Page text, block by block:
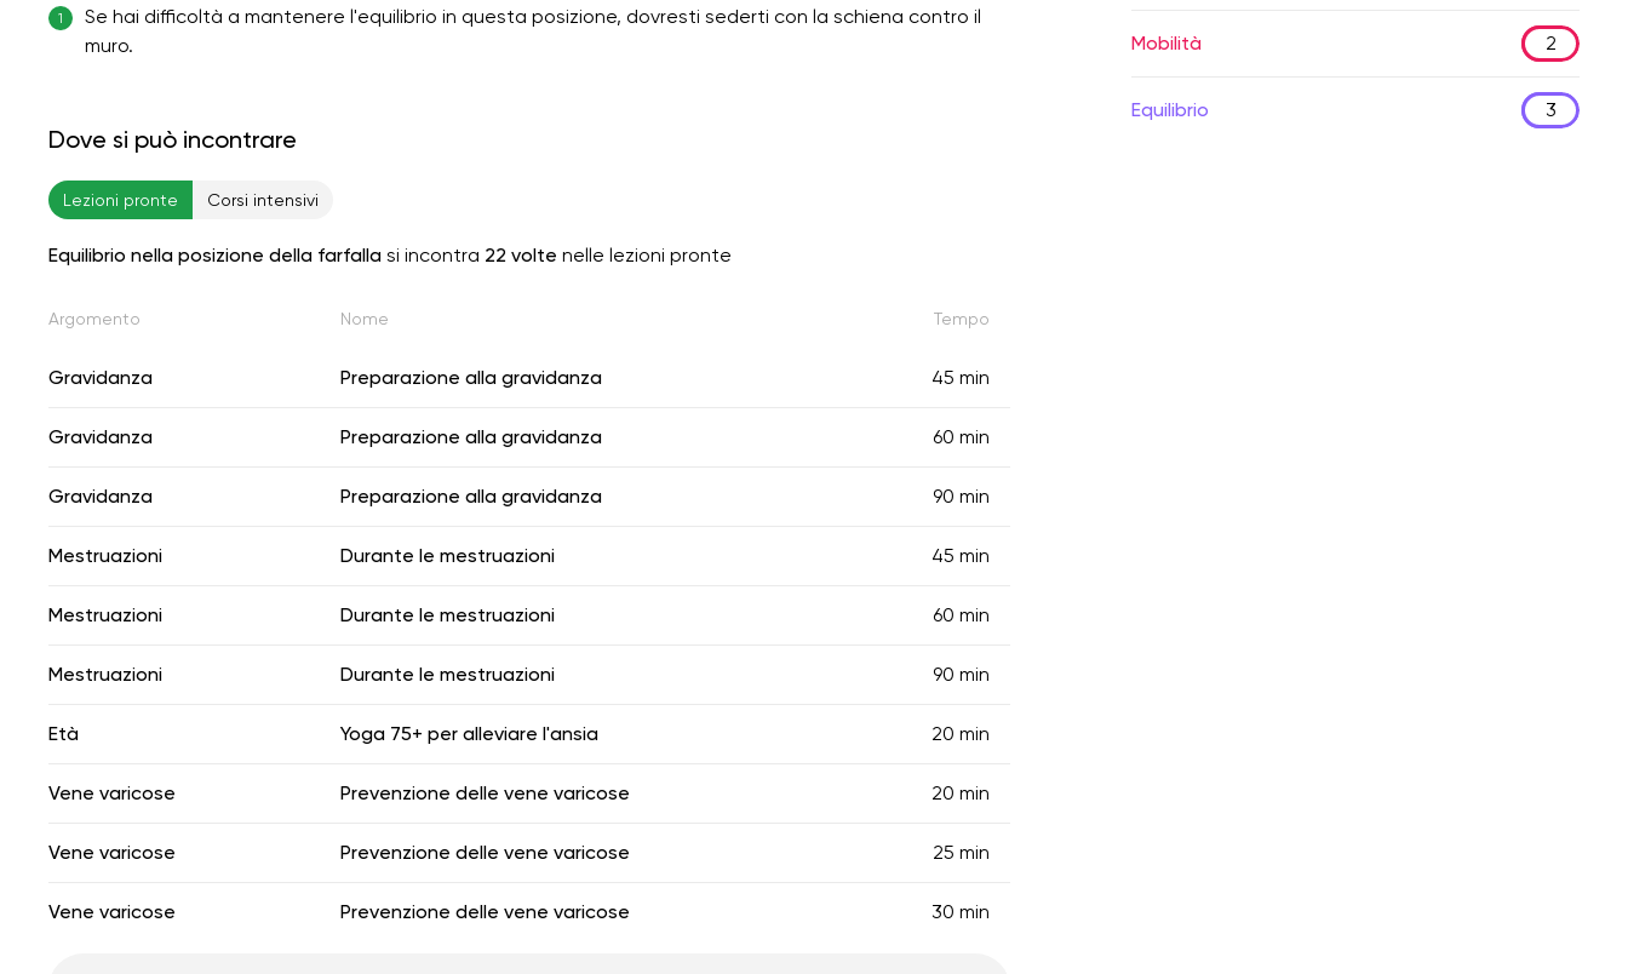
1
Se hai difficoltà a mantenere l'equilibrio in questa posizione, dovresti sederti con la schiena contro il
muro.
Dove si può incontrare
Lezioni pronte Corsi intensivi
Equilibrio nella posizione della farfalla si incontra 22 volte nelle lezioni pronte
Argomento Nome Tempo
Gravidanza Preparazione alla gravidanza 45 min
Gravidanza Preparazione alla gravidanza 60 min
Gravidanza Preparazione alla gravidanza 90 min
Mestruazioni Durante le mestruazioni 45 min
Mestruazioni Durante le mestruazioni 60 min
Mestruazioni Durante le mestruazioni 90 min
Età Yoga 75+ per alleviare l'ansia 20 min
Vene varicose Prevenzione delle vene varicose 20 min
Vene varicose Prevenzione delle vene varicose 25 min
Vene varicose Prevenzione delle vene varicose 30 min
Mobilità 2
Equilibrio 3